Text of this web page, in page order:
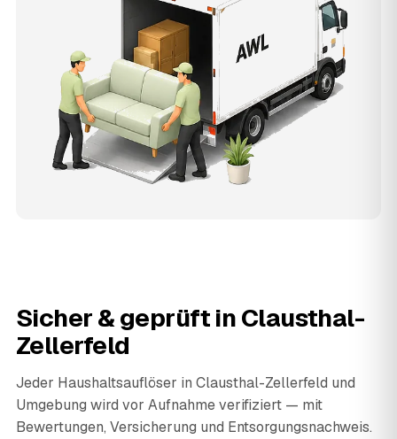
Sicher & geprüft in Clausthal-
Zellerfeld
Jeder Haushaltsauflöser in Clausthal-Zellerfeld und
Umgebung wird vor Aufnahme verifiziert — mit
Bewertungen, Versicherung und Entsorgungsnachweis.